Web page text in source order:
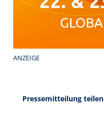
ANZEIGE
Pressemitteilung teilen